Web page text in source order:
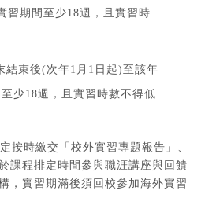
習期間至少18週，且實習時
結束後(次年1月1日起)至該年
少18週，且實習時數不得低
按時繳交「校外實習專題報告」、
課程排定時間參與職涯講座與回饋
，實習期滿後須回校參加海外實習